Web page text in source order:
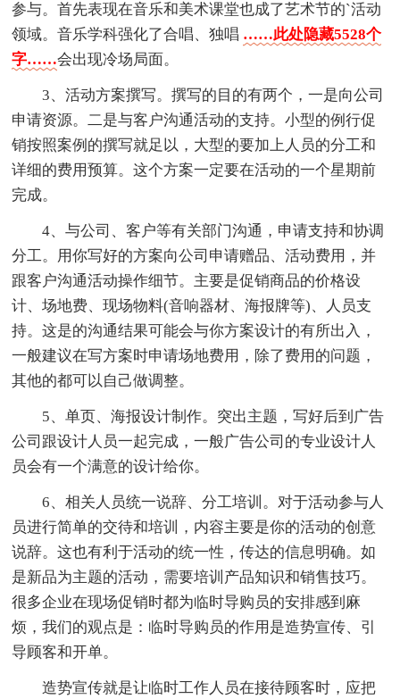
参与。首先表现在音乐和美术课堂也成了艺术节的`活动
领域。音乐学科强化了合唱、独唱 ……此处隐藏5528个
字……会出现冷场局面。
3、活动方案撰写。撰写的目的有两个，一是向公司
申请资源。二是与客户沟通活动的支持。小型的例行促
销按照案例的撰写就足以，大型的要加上人员的分工和
详细的费用预算。这个方案一定要在活动的一个星期前
完成。
4、与公司、客户等有关部门沟通，申请支持和协调
分工。用你写好的方案向公司申请赠品、活动费用，并
跟客户沟通活动操作细节。主要是促销商品的价格设
计、场地费、现场物料(音响器材、海报牌等)、人员支
持。这是的沟通结果可能会与你方案设计的有所出入，
一般建议在写方案时申请场地费用，除了费用的问题，
其他的都可以自己做调整。
5、单页、海报设计制作。突出主题，写好后到广告
公司跟设计人员一起完成，一般广告公司的专业设计人
员会有一个满意的设计给你。
6、相关人员统一说辞、分工培训。对于活动参与人
员进行简单的交待和培训，内容主要是你的活动的创意
说辞。这也有利于活动的统一性，传达的信息明确。如
是新品为主题的活动，需要培训产品知识和销售技巧。
很多企业在现场促销时都为临时导购员的安排感到麻
烦，我们的观点是：临时导购员的作用是造势宣传、引
导顾客和开单。
造势宣传就是让临时工作人员在接待顾客时，应把